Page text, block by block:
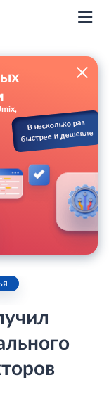
В несколько раз
быстрее и дешевле